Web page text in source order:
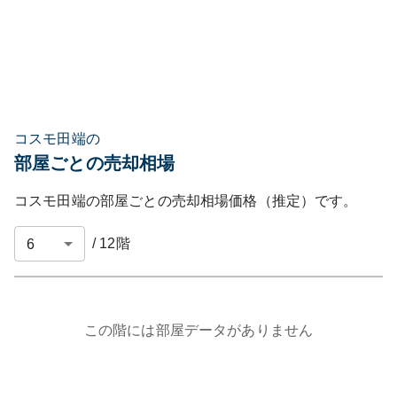
コスモ田端の
部屋ごとの売却相場
コスモ田端の部屋ごとの売却相場価格（推定）です。
/ 12 階
この階には部屋データがありません